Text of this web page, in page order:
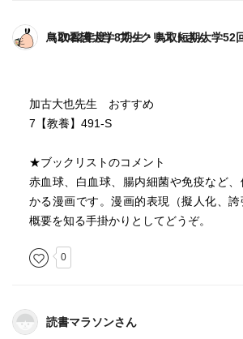
鳥取看護大学8期生・鳥取短期大学52回生（2022年度）ブックリストさん
加古大也先生 おすすめ
7【教養】491-S
★ブックリストのコメント
赤血球、白血球、腸内細菌や免疫など
かる漫画です。漫画的表現（擬人化、誇
概要を知る手掛かりとしてどうぞ。
0
読書マラソンさん